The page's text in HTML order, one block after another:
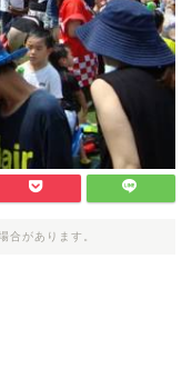
合があります。